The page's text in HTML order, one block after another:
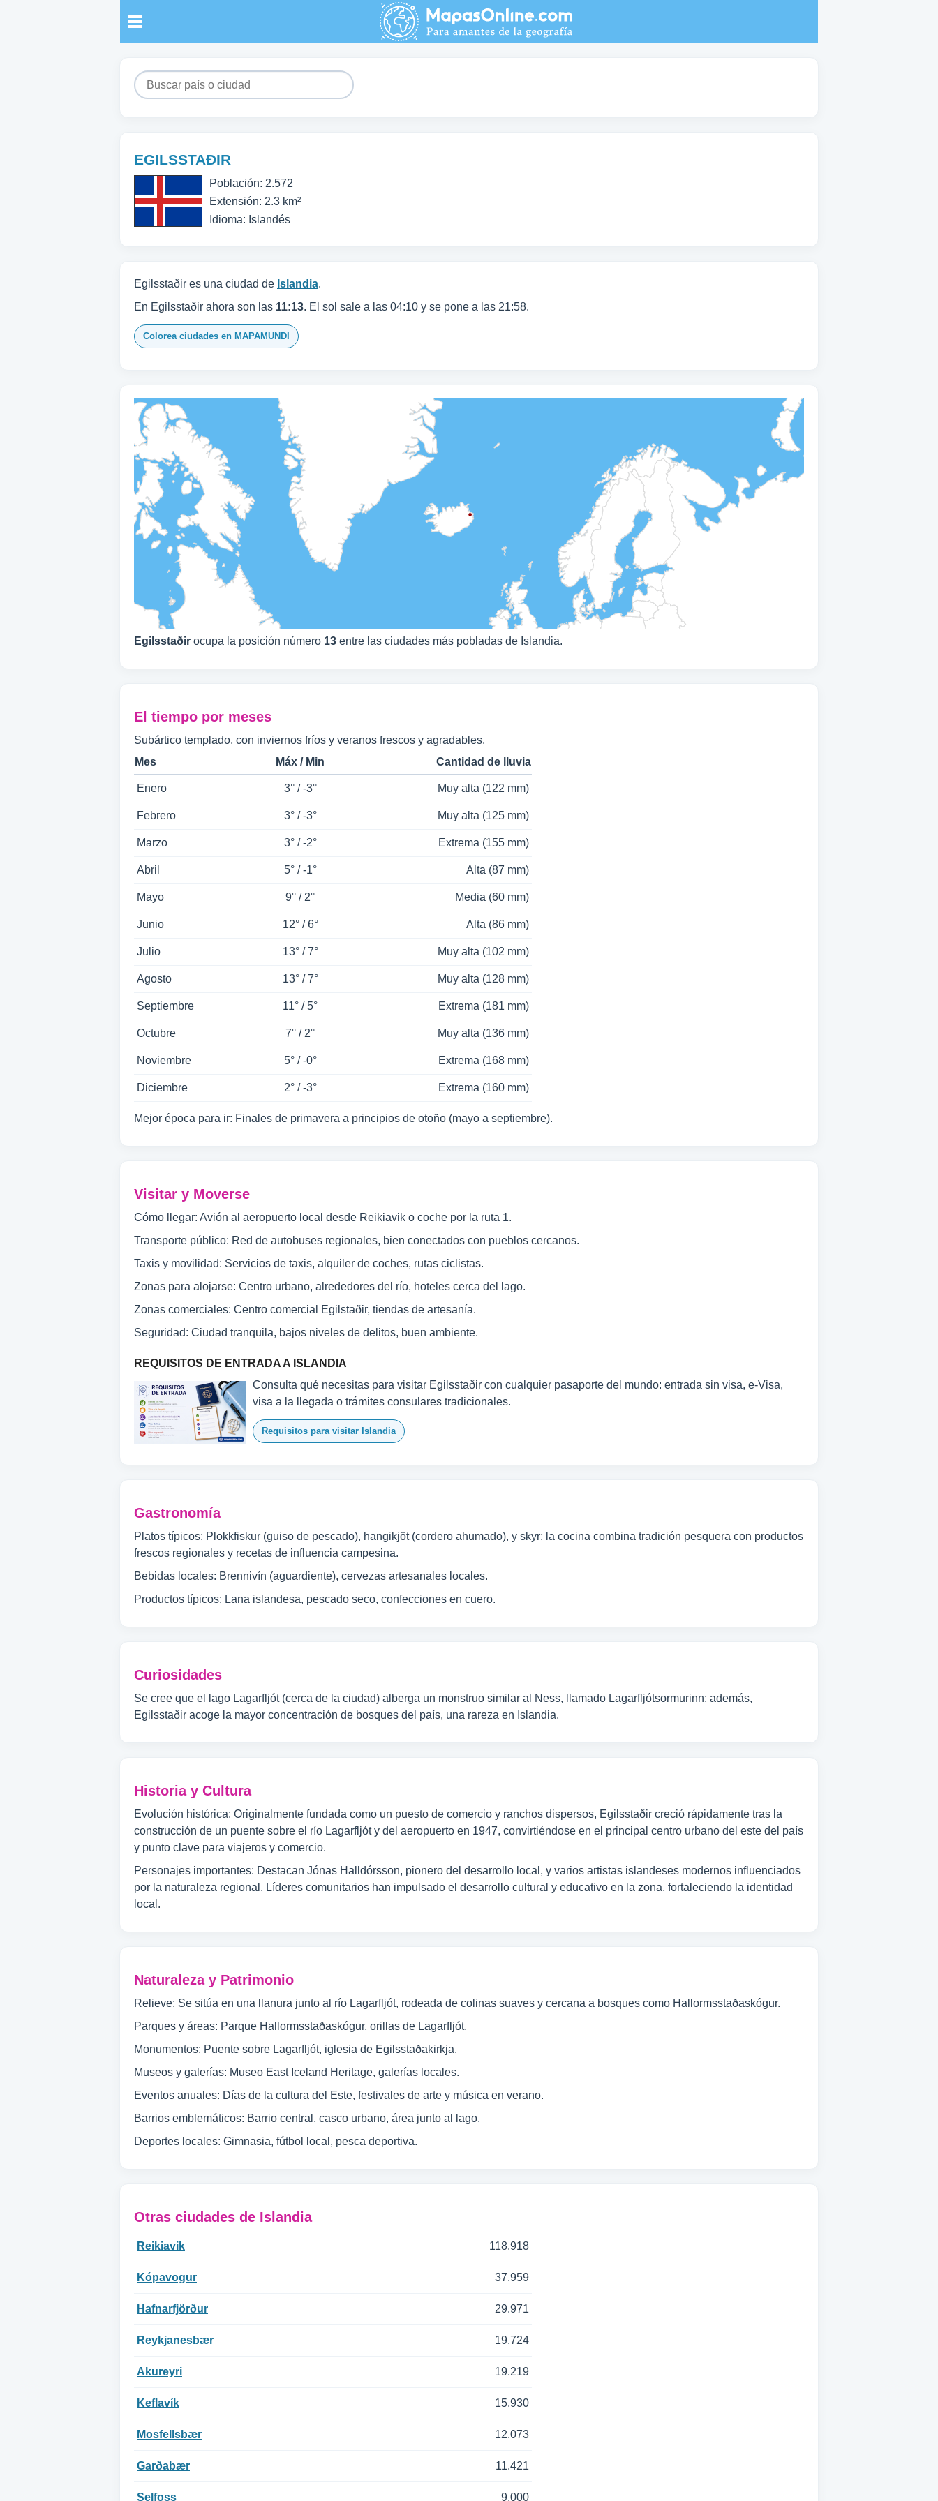
EGILSSTAÐIR
Población: 2.572
Extensión: 2.3 km²
Idioma: Islandés
Egilsstaðir es una ciudad de Islandia.
En Egilsstaðir ahora son las 11:13. El sol sale a las 04:10 y se pone a las 21:58.
Colorea ciudades en MAPAMUNDI
Egilsstaðir ocupa la posición número 13 entre las ciudades más pobladas de Islandia.
El tiempo por meses
Subártico templado, con inviernos fríos y veranos frescos y agradables.
Mes
Máx / Min Cantidad de lluvia
Enero 3° / -3° Muy alta (122 mm)
Febrero 3° / -3° Muy alta (125 mm)
Marzo 3° / -2° Extrema (155 mm)
Abril 5° / -1° Alta (87 mm)
Mayo 9° / 2° Media (60 mm)
Junio 12° / 6° Alta (86 mm)
Julio 13° / 7° Muy alta (102 mm)
Agosto 13° / 7° Muy alta (128 mm)
Septiembre 11° / 5° Extrema (181 mm)
Octubre 7° / 2° Muy alta (136 mm)
Noviembre 5° / -0° Extrema (168 mm)
Diciembre 2° / -3° Extrema (160 mm)
Mejor época para ir: Finales de primavera a principios de otoño (mayo a septiembre).
Visitar y Moverse
Cómo llegar: Avión al aeropuerto local desde Reikiavik o coche por la ruta 1.
Transporte público: Red de autobuses regionales, bien conectados con pueblos cercanos.
Taxis y movilidad: Servicios de taxis, alquiler de coches, rutas ciclistas.
Zonas para alojarse: Centro urbano, alrededores del río, hoteles cerca del lago.
Zonas comerciales: Centro comercial Egilstaðir, tiendas de artesanía.
Seguridad: Ciudad tranquila, bajos niveles de delitos, buen ambiente.
REQUISITOS DE ENTRADA A ISLANDIA
Consulta qué necesitas para visitar Egilsstaðir con cualquier pasaporte del mundo: entrada sin visa, e-Visa,
visa a la llegada o trámites consulares tradicionales.
Requisitos para visitar Islandia
Gastronomía
Platos típicos: Plokkfiskur (guiso de pescado), hangikjöt (cordero ahumado), y skyr; la cocina combina tradición pesquera con productos
frescos regionales y recetas de influencia campesina.
Bebidas locales: Brennivín (aguardiente), cervezas artesanales locales.
Productos típicos: Lana islandesa, pescado seco, confecciones en cuero.
Curiosidades
Se cree que el lago Lagarfljót (cerca de la ciudad) alberga un monstruo similar al Ness, llamado Lagarfljótsormurinn; además,
Egilsstaðir acoge la mayor concentración de bosques del país, una rareza en Islandia.
Historia y Cultura
Evolución histórica: Originalmente fundada como un puesto de comercio y ranchos dispersos, Egilsstaðir creció rápidamente tras la
construcción de un puente sobre el río Lagarfljót y del aeropuerto en 1947, convirtiéndose en el principal centro urbano del este del país
y punto clave para viajeros y comercio.
Personajes importantes: Destacan Jónas Halldórsson, pionero del desarrollo local, y varios artistas islandeses modernos influenciados
por la naturaleza regional. Líderes comunitarios han impulsado el desarrollo cultural y educativo en la zona, fortaleciendo la identidad
local.
Naturaleza y Patrimonio
Relieve: Se sitúa en una llanura junto al río Lagarfljót, rodeada de colinas suaves y cercana a bosques como Hallormsstaðaskógur.
Parques y áreas: Parque Hallormsstaðaskógur, orillas de Lagarfljót.
Monumentos: Puente sobre Lagarfljót, iglesia de Egilsstaðakirkja.
Museos y galerías: Museo East Iceland Heritage, galerías locales.
Eventos anuales: Días de la cultura del Este, festivales de arte y música en verano.
Barrios emblemáticos: Barrio central, casco urbano, área junto al lago.
Deportes locales: Gimnasia, fútbol local, pesca deportiva.
Otras ciudades de Islandia
Reikiavik 118.918
Kópavogur 37.959
Hafnarfjörður 29.971
Reykjanesbær 19.724
Akureyri 19.219
Keflavík 15.930
Mosfellsbær 12.073
Garðabær 11.421
Selfoss 9.000